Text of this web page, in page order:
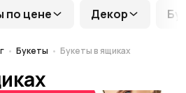
по цене Декор
Букеты Букеты в ящиках